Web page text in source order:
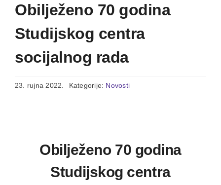
Obilježeno 70 godina
Studijskog centra
socijalnog rada
23. rujna 2022. Kategorije: Novosti
Obilježeno 70 godina
Studijskog centra